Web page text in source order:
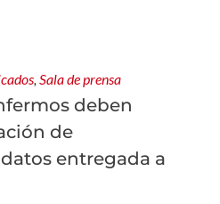
, Sala de prensa
deben
de
entregada a